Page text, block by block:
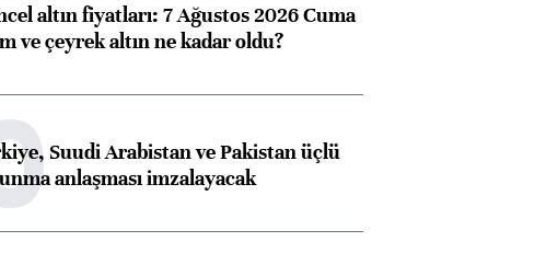
altın fiyatları: 7 Ağustos 2026 Cuma
ve çeyrek altın ne kadar oldu?
Suudi Arabistan ve Pakistan üçlü
anlaşması imzalayacak